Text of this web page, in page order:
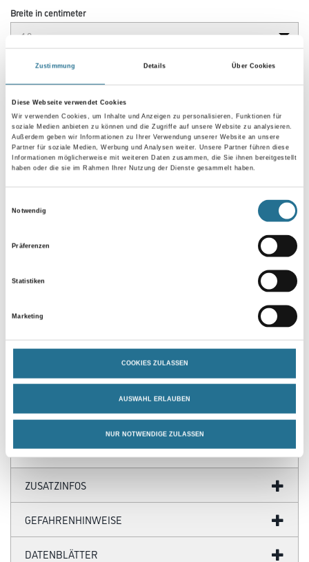
Zustimmung Details Über Cookies
Diese Webseite verwendet Cookies
Wir verwenden Cookies, um Inhalte und Anzeigen zu personalisieren, Funktionen für
soziale Medien anbieten zu können und die Zugriffe auf unsere Website zu analysieren.
Außerdem geben wir Informationen zu Ihrer Verwendung unserer Website an unsere
Partner für soziale Medien, Werbung und Analysen weiter. Unsere Partner führen diese
Informationen möglicherweise mit weiteren Daten zusammen, die Sie ihnen bereitgestellt
haben oder die sie im Rahmen Ihrer Nutzung der Dienste gesammelt haben.
Notwendig
Präferenzen
Statistiken
Marketing
COOKIES ZULASSEN
AUSWAHL ERLAUBEN
NUR NOTWENDIGE ZULASSEN
Breite in centimeter
Gebinde
Umrechnungsfaktoren
Produkteigenschaft
- Einfach zu installieren
- Flexibel
ZUSATZINFOS
GEFAHRENHINWEISE
DATENBLÄTTER